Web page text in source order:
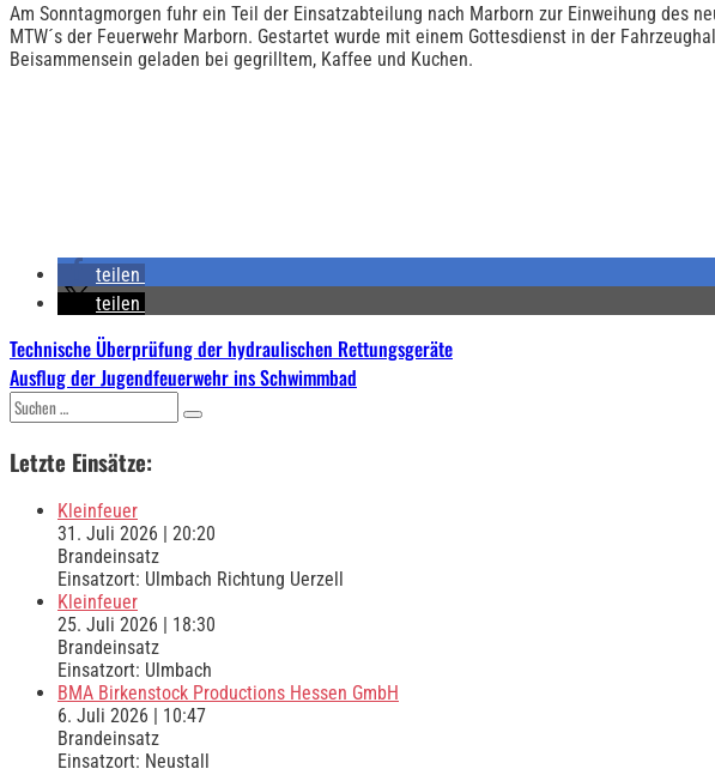
Am Sonntagmorgen fuhr ein Teil der Einsatzabteilung nach Marborn zur Einweihung des
MTW´s der Feuerwehr Marborn. Gestartet wurde mit einem Gottesdienst in der
Beisammensein geladen bei gegrilltem, Kaffee und Kuchen.
teilen
teilen
Beitragsnavigation
Technische Überprüfung der hydraulischen Rettungsgeräte
Ausflug der Jugendfeuerwehr ins Schwimmbad
Suchen
nach:
Letzte Einsätze:
Kleinfeuer
31. Juli 2026
20:20
Brandeinsatz
Einsatzort: Ulmbach Richtung Uerzell
Kleinfeuer
25. Juli 2026
18:30
Brandeinsatz
Einsatzort: Ulmbach
BMA Birkenstock Productions Hessen GmbH
6. Juli 2026
10:47
Brandeinsatz
Einsatzort: Neustall